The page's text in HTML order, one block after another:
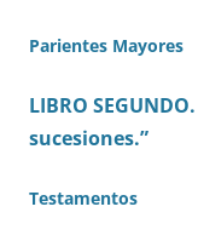
Parientes Mayores
LIBRO
sucesiones.”
Testamentos